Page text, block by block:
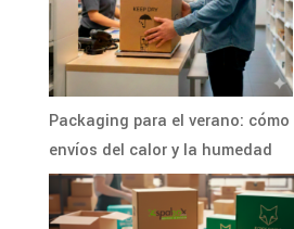
Packaging para el verano:
envíos del calor y la humedad